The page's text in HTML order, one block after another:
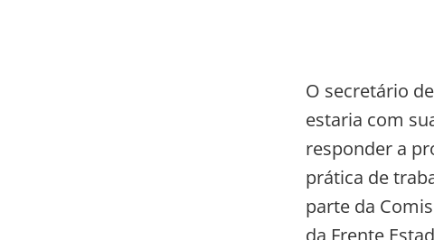
O secretário
estaria com
responder a
prática de
parte da
da Frente